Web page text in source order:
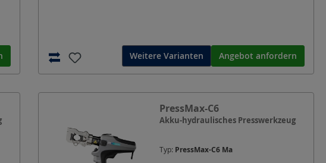
Weitere Varianten Angebot anfordern
PressMax-C6
Akku-hydraulisches Presswerkzeug
Typ: PressMax-C6 Ma